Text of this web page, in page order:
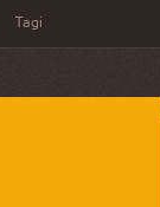
Tagi